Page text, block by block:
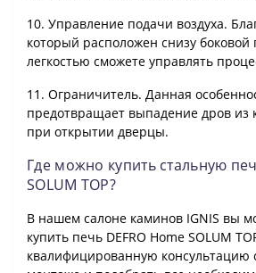
10. Управление подачи воздуха.
который расположен снизу боковой
легкостью сможете управлять
11. Ограничитель. Данная
предотвращает выпадение дров из
при открытии дверцы.
Где можно купить стальную
SOLUM TOP?
В нашем салоне каминов IGNIS вы
купить печь DEFRO Home SOLUM
квалифицированную консультацию